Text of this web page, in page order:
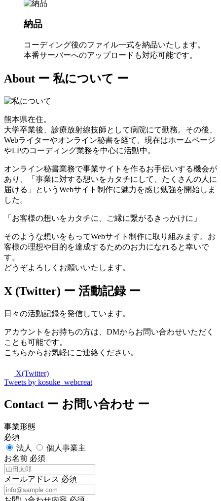
納品
コーディング後のファイル一式を納品いたします。
本番サーバーへのアップロードも対応可能です。
About ー 私について ー
熊本県在住。
大学卒業後、診療放射線技師として病院にて勤務。その後、
Webライターやオンライン秘書を経て、現在はホームページ
やLPのコーディング業務を中心に活動中。
オンライン秘書業務で事業サイトを作るお手伝いする機会が
あり、「事業に対する想いをカタチにして、たくさんの人に
届ける」というWebサイト制作に魅力を感じ勉強を開始しま
した。
「お客様の想いをカタチに、ご縁に繋がるきっかけに」
そのような想いをもってWebサイト制作に取り組みます。お
客様の理想や目的を達成するためのお力になれると幸いで
す。
どうぞよろしくお願いいたします。
X (Twitter) ー 活動記録 ー
日々の活動記録を発信しています。
アカウントをお持ちの方は、DMからお問い合わせいただく
ことも可能です。
こちらからお気軽にご連絡ください。
X(Twitter)
Tweets by kosuke_webcreat
Contact ー お問い合わせ ー
事業形態
必須
法人
個人事業主
お名前 必須
メールアドレス 必須